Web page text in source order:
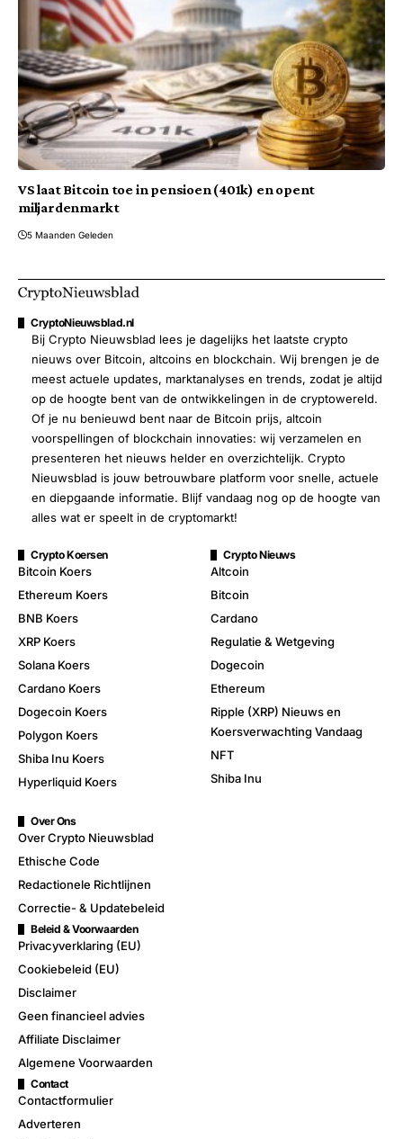
VS laat Bitcoin toe in pensioen (401k) en opent
miljardenmarkt
5 Maanden Geleden
CryptoNieuwsblad.nl
Bij Crypto Nieuwsblad lees je dagelijks het laatste crypto
nieuws over Bitcoin, altcoins en blockchain. Wij brengen je de
meest actuele updates, marktanalyses en trends, zodat je altijd
op de hoogte bent van de ontwikkelingen in de cryptowereld.
Of je nu benieuwd bent naar de Bitcoin prijs, altcoin
voorspellingen of blockchain innovaties: wij verzamelen en
presenteren het nieuws helder en overzichtelijk. Crypto
Nieuwsblad is jouw betrouwbare platform voor snelle, actuele
en diepgaande informatie. Blijf vandaag nog op de hoogte van
alles wat er speelt in de cryptomarkt!
Crypto Koersen
Bitcoin Koers
Ethereum Koers
BNB Koers
XRP Koers
Solana Koers
Cardano Koers
Dogecoin Koers
Polygon Koers
Shiba Inu Koers
Hyperliquid Koers
Crypto Nieuws
Altcoin
Bitcoin
Cardano
Regulatie & Wetgeving
Dogecoin
Ethereum
Ripple (XRP) Nieuws en
Koersverwachting Vandaag
NFT
Shiba Inu
Over Ons
Over Crypto Nieuwsblad
Ethische Code
Redactionele Richtlijnen
Correctie- & Updatebeleid
Beleid & Voorwaarden
Privacyverklaring (EU)
Cookiebeleid (EU)
Disclaimer
Geen financieel advies
Affiliate Disclaimer
Algemene Voorwaarden
Contact
Contactformulier
Adverteren